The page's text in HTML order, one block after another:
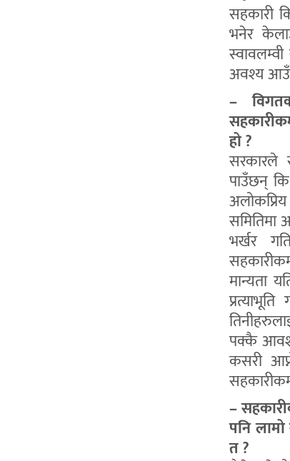
सहकारी
भनेर
अवश्य
–
हो ?
सरकारले
पाउँछन्
समितिमा
भर्खर
मान्यता
पक्कै
कसरी
–
पनि
त ?